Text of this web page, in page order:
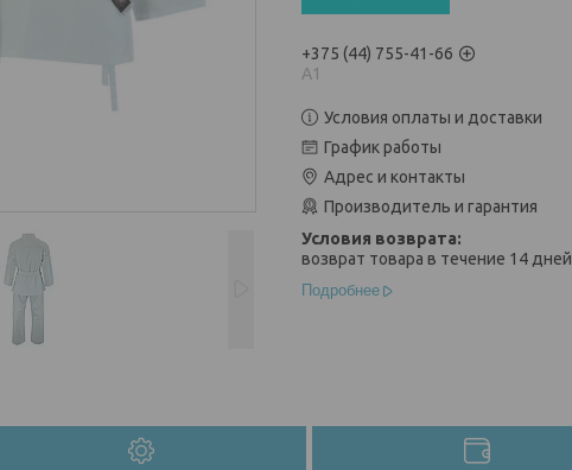
+375 (44) 755-41-66
А1
Условия оплаты и доставки
График работы
Адрес и контакты
Производитель и гарантия
возврат товара в течение 14 дней
Подробнее